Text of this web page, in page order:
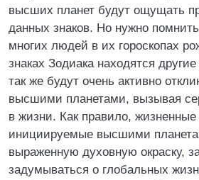
высших планет будут ощущать
данных знаков. Но нужно
многих людей в их гороскопах
знаках Зодиака находятся
так же будут очень активно
высшими планетами, вызывая
в жизни. Как правило,
инициируемые высшими
выраженную духовную окраску,
задумываться о глобальных